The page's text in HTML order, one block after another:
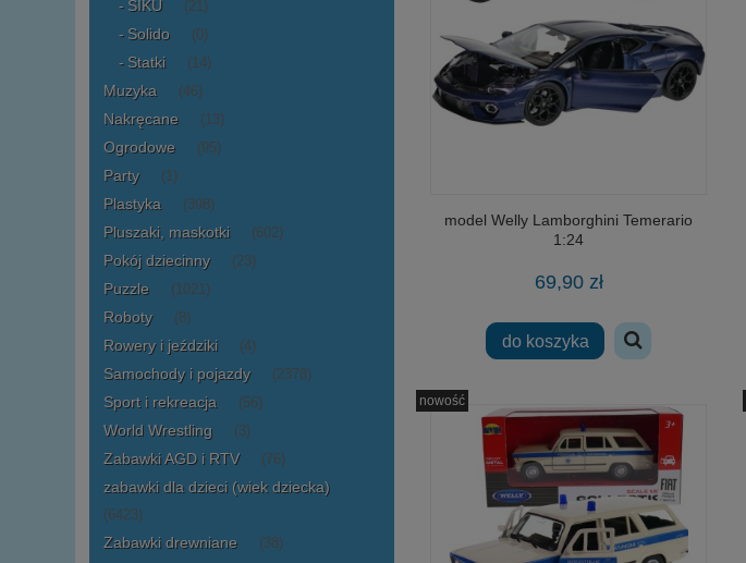
SIKU (21)
Solido (0)
Statki (14)
Muzyka (46)
Nakręcane (13)
Ogrodowe (95)
Party (1)
Plastyka (398)
Pluszaki, maskotki (602)
Pokój dziecinny (23)
Puzzle (1021)
Roboty (8)
Rowery i jeździki (4)
Samochody i pojazdy (2378)
Sport i rekreacja (56)
World Wrestling (3)
Zabawki AGD i RTV (76)
zabawki dla dzieci (wiek dziecka)
(6423)
Zabawki drewniane (38)
model Welly Lamborghini Temerario
1:24
69,90 zł
do koszyka
nowość